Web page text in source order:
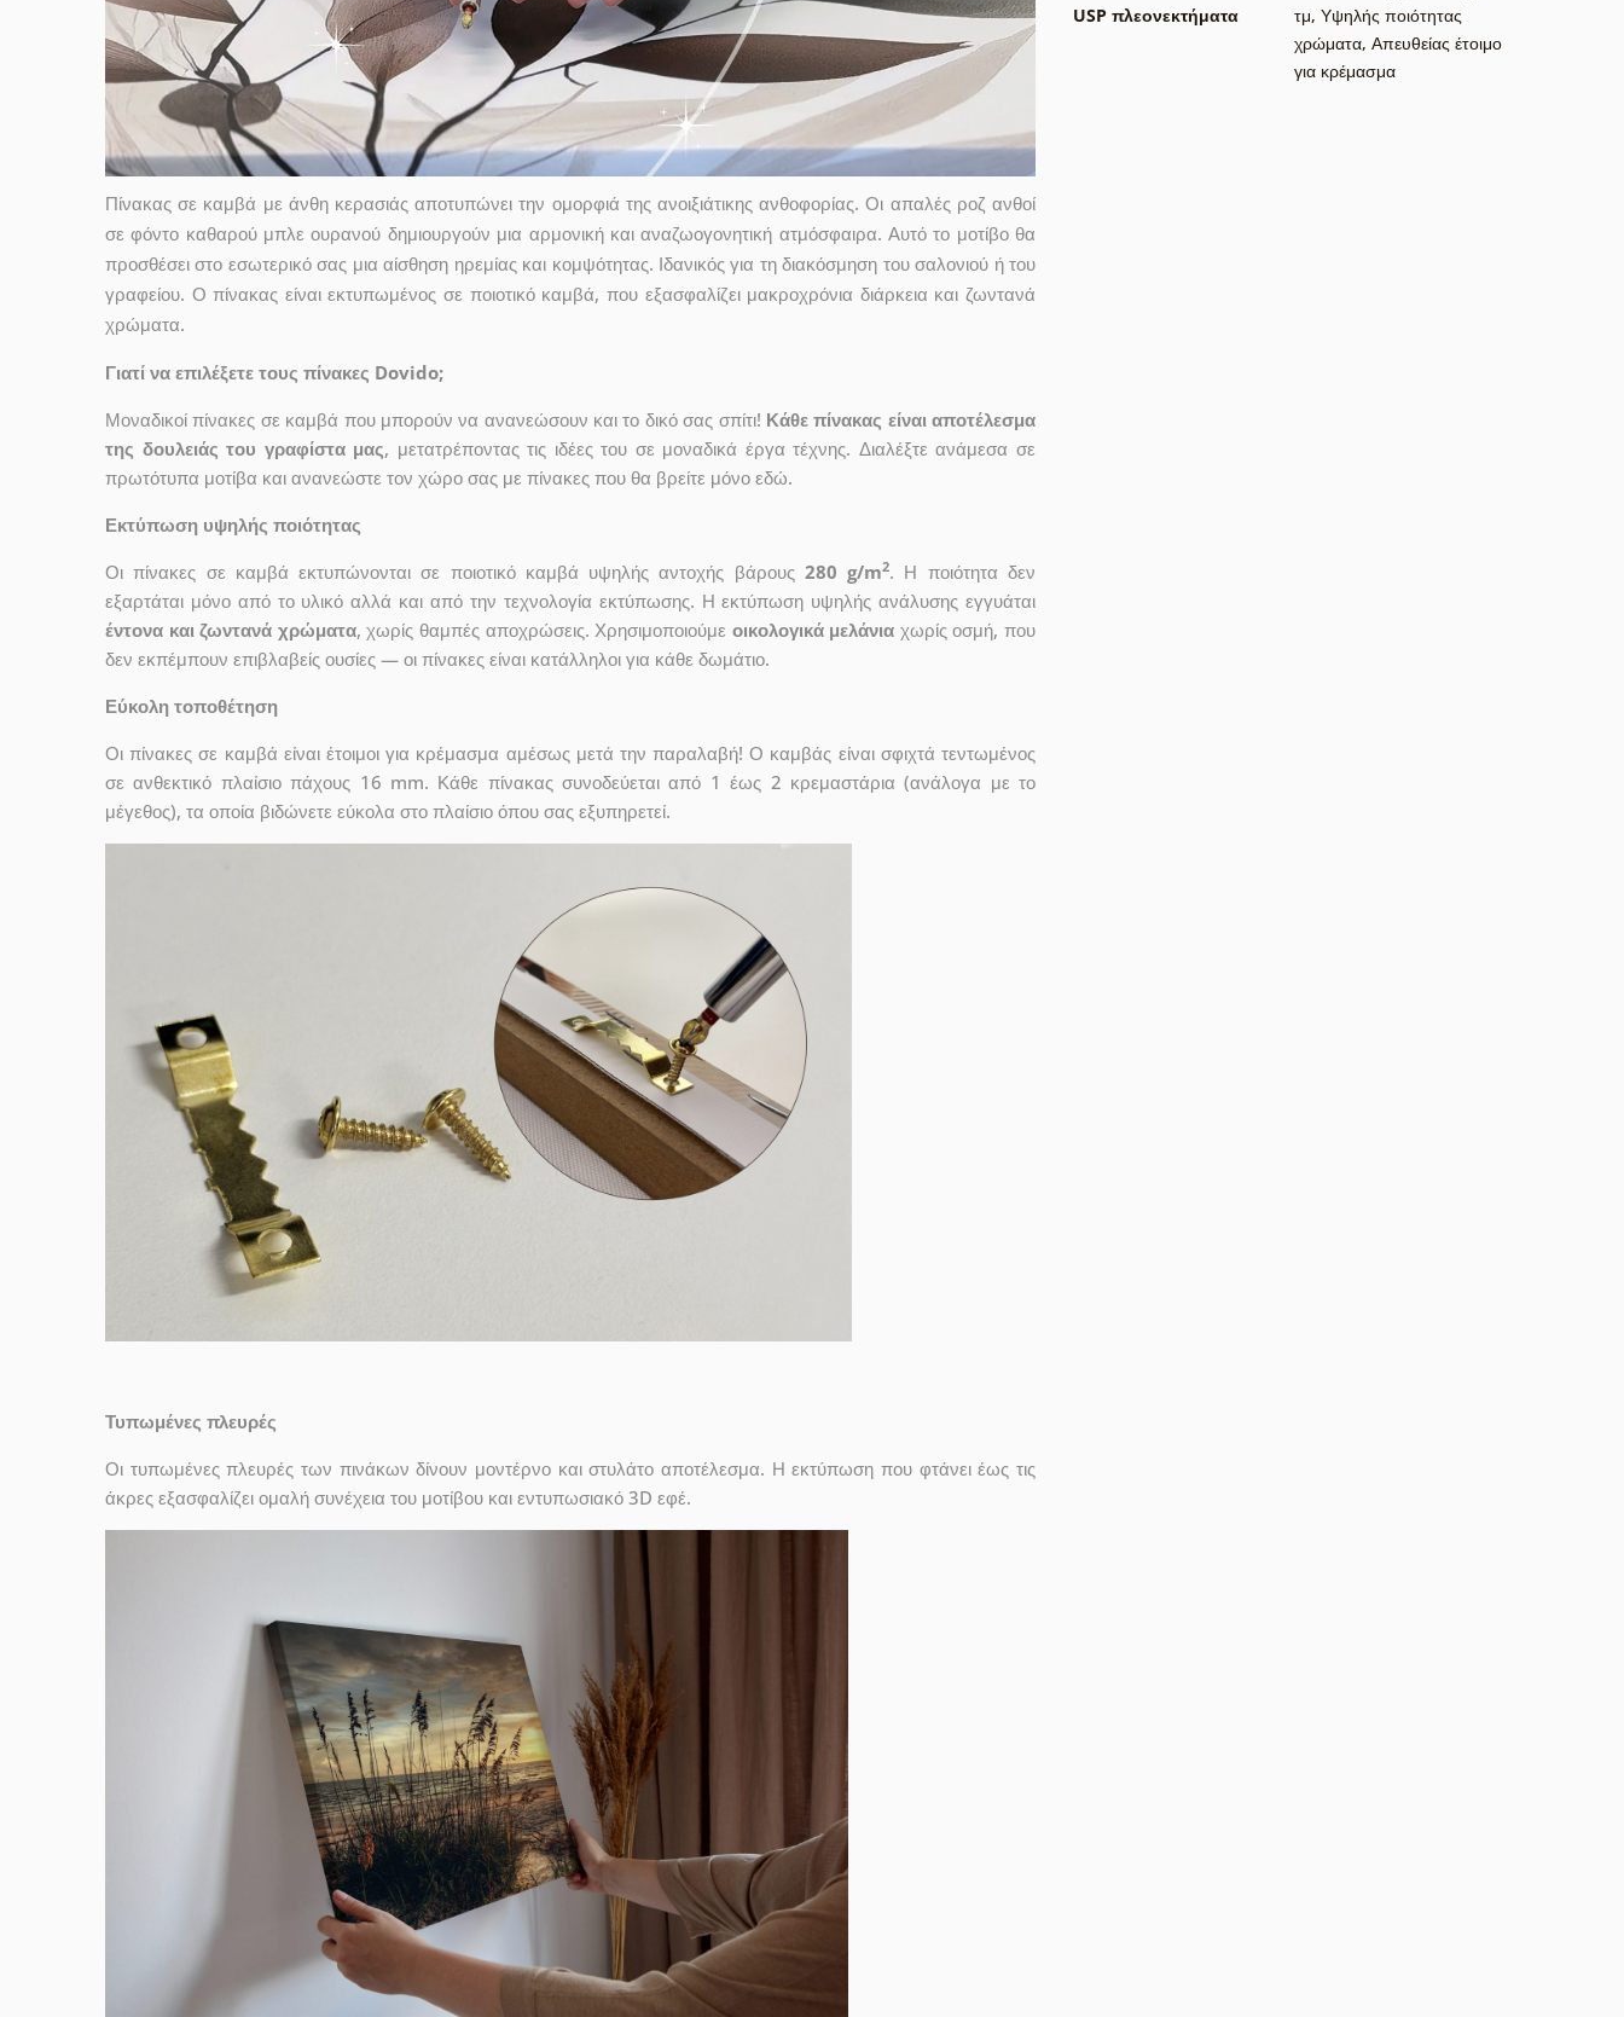
Πίνακας σε καμβά με άνθη κερασιάς αποτυπώνει την ομορφιά της ανοιξιάτικης ανθοφορίας. Οι απαλές ροζ ανθοί
σε φόντο καθαρού μπλε ουρανού δημιουργούν μια αρμονική και αναζωογονητική ατμόσφαιρα. Αυτό το μοτίβο θα
προσθέσει στο εσωτερικό σας μια αίσθηση ηρεμίας και κομψότητας. Ιδανικός για τη διακόσμηση του σαλονιού ή του
γραφείου. Ο πίνακας είναι εκτυπωμένος σε ποιοτικό καμβά, που εξασφαλίζει μακροχρόνια διάρκεια και ζωντανά
χρώματα.
Γιατί να επιλέξετε τους πίνακες Dovido;
Μοναδικοί πίνακες σε καμβά που μπορούν να ανανεώσουν και το δικό σας σπίτι! Κάθε πίνακας είναι αποτέλεσμα
της δουλειάς του γραφίστα μας, μετατρέποντας τις ιδέες του σε μοναδικά έργα τέχνης. Διαλέξτε ανάμεσα σε
πρωτότυπα μοτίβα και ανανεώστε τον χώρο σας με πίνακες που θα βρείτε μόνο εδώ.
Εκτύπωση υψηλής ποιότητας
Οι πίνακες σε καμβά εκτυπώνονται σε ποιοτικό καμβά υψηλής αντοχής βάρους 280 g/m2. Η ποιότητα δεν
εξαρτάται μόνο από το υλικό αλλά και από την τεχνολογία εκτύπωσης. Η εκτύπωση υψηλής ανάλυσης εγγυάται
έντονα και ζωντανά χρώματα, χωρίς θαμπές αποχρώσεις. Χρησιμοποιούμε οικολογικά μελάνια χωρίς οσμή, που
δεν εκπέμπουν επιβλαβείς ουσίες — οι πίνακες είναι κατάλληλοι για κάθε δωμάτιο.
Εύκολη τοποθέτηση
Οι πίνακες σε καμβά είναι έτοιμοι για κρέμασμα αμέσως μετά την παραλαβή! Ο καμβάς είναι σφιχτά τεντωμένος
σε ανθεκτικό πλαίσιο πάχους 16 mm. Κάθε πίνακας συνοδεύεται από 1 έως 2 κρεμαστάρια (ανάλογα με το
μέγεθος), τα οποία βιδώνετε εύκολα στο πλαίσιο όπου σας εξυπηρετεί.
Τυπωμένες πλευρές
Οι τυπωμένες πλευρές των πινάκων δίνουν μοντέρνο και στυλάτο αποτέλεσμα. Η εκτύπωση που φτάνει έως τις
άκρες εξασφαλίζει ομαλή συνέχεια του μοτίβου και εντυπωσιακό 3D εφέ.
USP πλεονεκτήματα
τμ, Υψηλής ποιότητας
χρώματα, Απευθείας έτοιμο
για κρέμασμα